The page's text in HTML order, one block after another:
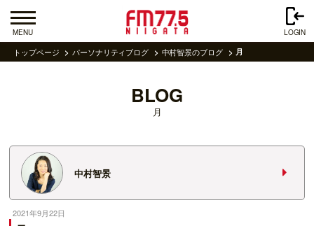
MENU LOGIN
トップページ パーソナリティブログ 中村智景のブログ 月
BLOG
月
中村智景
2021年9月22日